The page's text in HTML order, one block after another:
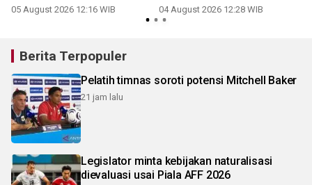
05 August 2026 12:16 WIB 04 August 2026 12:28 WIB
Berita Terpopuler
Pelatih timnas soroti potensi Mitchell Baker
21 jam lalu
Legislator minta kebijakan naturalisasi
dievaluasi usai Piala AFF 2026